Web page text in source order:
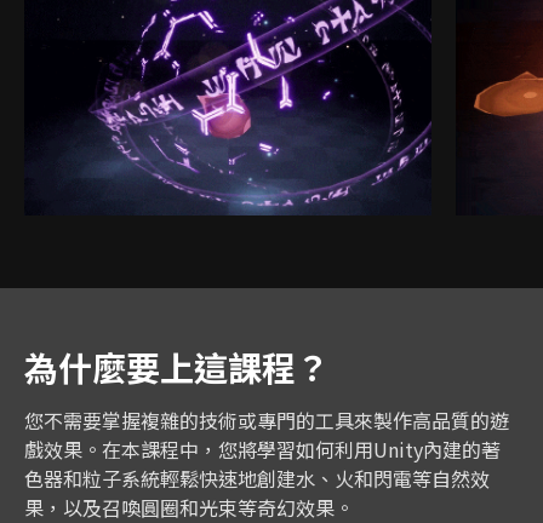
為什麼要上這課程？
您不需要掌握複雜的技術或專門的工具來製作高品質的遊
戲效果。在本課程中，您將學習如何利用Unity內建的著
色器和粒子系統輕鬆快速地創建水、火和閃電等自然效
果，以及召喚圓圈和光束等奇幻效果。